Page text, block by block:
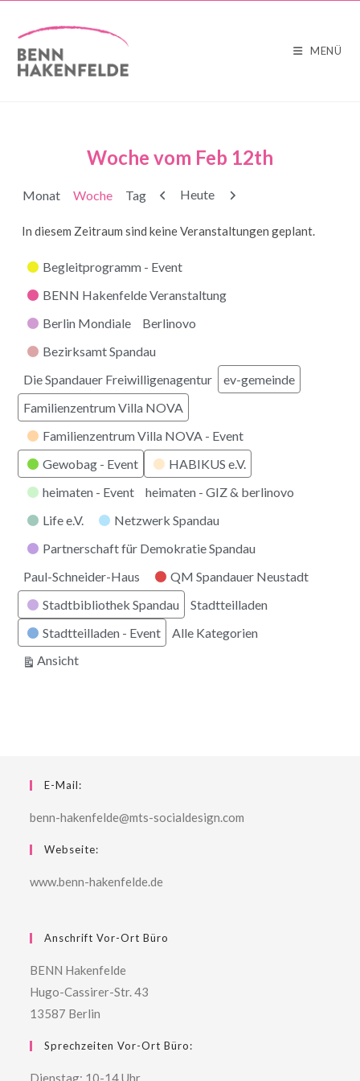
MENÜ
Woche vom Feb 12th
Monat Woche Tag Zurück
Heute Weiter
In diesem Zeitraum sind keine Veranstaltungen geplant.
Kategorien
Begleitprogramm - Event
BENN Hakenfelde Veranstaltung
Berlin Mondiale
Berlinovo
Bezirksamt Spandau
Die Spandauer Freiwilligenagentur
ev-gemeinde
Familienzentrum Villa NOVA
Familienzentrum Villa NOVA - Event
Gewobag - Event
HABIKUS e.V.
heimaten - Event
heimaten - GIZ & berlinovo
Life e.V.
Netzwerk Spandau
Partnerschaft für Demokratie Spandau
Paul-Schneider-Haus
QM Spandauer Neustadt
Stadtbibliothek Spandau
Stadtteilladen
Stadtteilladen - Event
Alle Kategorien
Ansichtausdrucken
E-Mail:
benn-hakenfelde@mts-socialdesign.com
Webseite:
www.benn-hakenfelde.de
Anschrift Vor-Ort Büro
BENN Hakenfelde
Hugo-Cassirer-Str. 43
13587 Berlin
Sprechzeiten Vor-Ort Büro:
Dienstag: 10-14 Uhr